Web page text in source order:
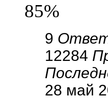
85%
9
12284
28 май